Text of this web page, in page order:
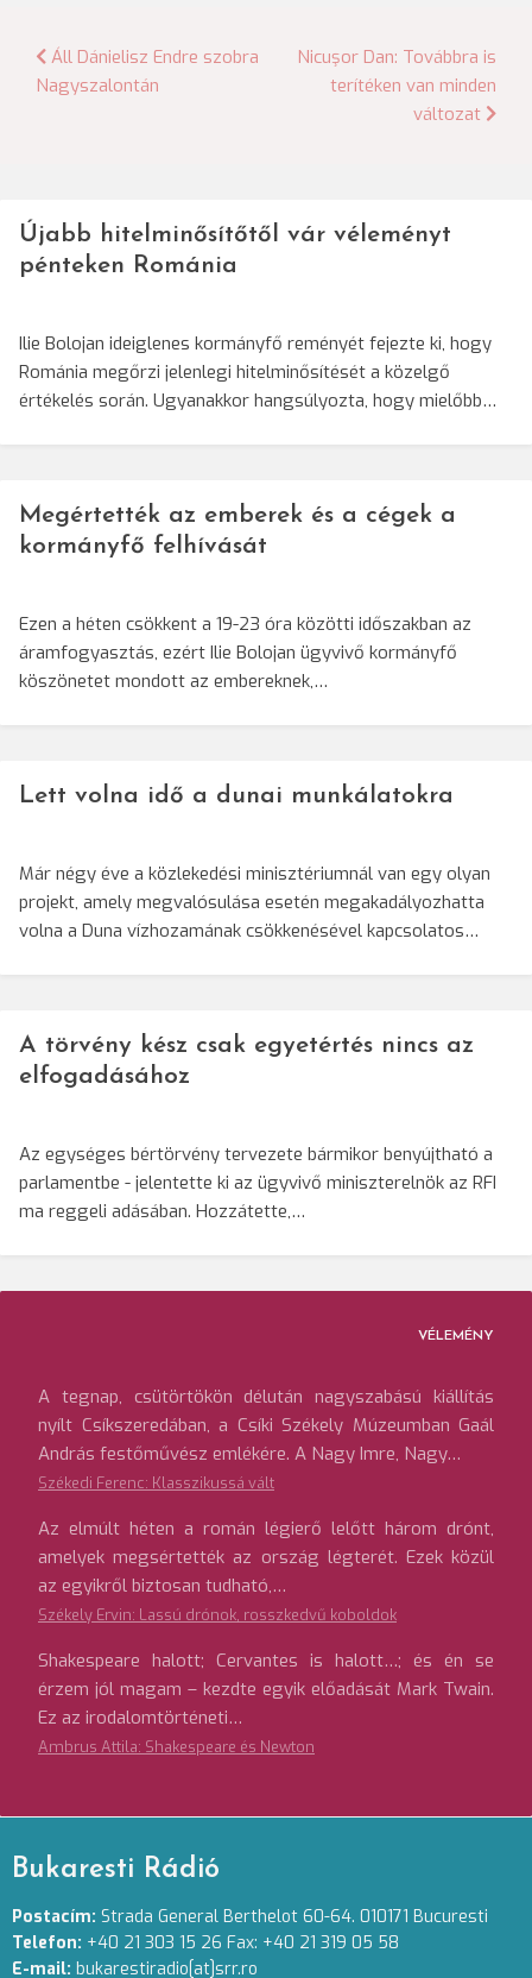
Bejegyzés
navigáció
Áll Dánielisz Endre szobra
Nagyszalontán
Nicuşor Dan: Továbbra is
terítéken van minden
változat
Újabb hitelminősítőtől vár véleményt
pénteken Románia
Ilie Bolojan ideiglenes kormányfő reményét fejezte ki, hogy
Románia megőrzi jelenlegi hitelminősítését a közelgő
értékelés során. Ugyanakkor hangsúlyozta, hogy mielőbb…
Megértették az emberek és a cégek a
kormányfő felhívását
Ezen a héten csökkent a 19-23 óra közötti időszakban az
áramfogyasztás, ezért Ilie Bolojan ügyvivő kormányfő
köszönetet mondott az embereknek,…
Lett volna idő a dunai munkálatokra
Már négy éve a közlekedési minisztériumnál van egy olyan
projekt, amely megvalósulása esetén megakadályozhatta
volna a Duna vízhozamának csökkenésével kapcsolatos…
A törvény kész csak egyetértés nincs az
elfogadásához
Az egységes bértörvény tervezete bármikor benyújtható a
parlamentbe - jelentette ki az ügyvivő miniszterelnök az RFI
ma reggeli adásában. Hozzátette,…
VÉLEMÉNY
A tegnap, csütörtökön délután nagyszabású kiállítás
nyílt Csíkszeredában, a Csíki Székely Múzeumban Gaál
András festőművész emlékére. A Nagy Imre, Nagy…
Székedi Ferenc: Klasszikussá vált
Az elmúlt héten a román légierő lelőtt három drónt,
amelyek megsértették az ország légterét. Ezek közül
az egyikről biztosan tudható,…
Székely Ervin: Lassú drónok, rosszkedvű koboldok
Shakespeare halott; Cervantes is halott…; és én se
érzem jól magam – kezdte egyik előadását Mark Twain.
Ez az irodalomtörténeti…
Ambrus Attila: Shakespeare és Newton
Bukaresti Rádió
Postacím: Strada General Berthelot 60-64. 010171 Bucuresti
Telefon: +40 21 303 15 26 Fax: +40 21 319 05 58
E-mail: bukarestiradio[at]srr.ro